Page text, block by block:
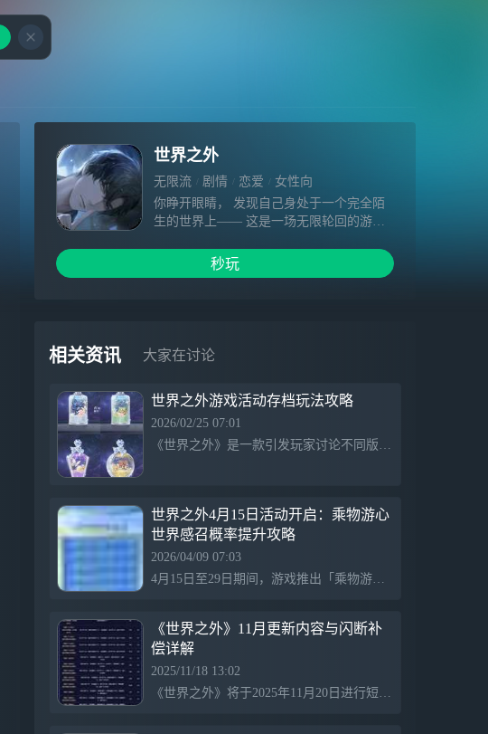
世界之外
无限流 剧情 恋爱
女性向
你睁开眼睛， 发现自己身处于一个完全陌
生的世界上—— 这是一场无限轮回的游
界，获得片刻喘息。 你的选择会是…… 扮
演背景各异的身份， 在不同的世界中完成
身份相异， 你们也会一次又一次认出彼
此。 当你遇到危险时，不要怕——他会
“……也或者，是一场永恒的告别。”
秒玩
相关资讯 大家在讨论
世界之外游戏活动存档玩法攻略
2026/02/25 07:01
《世界之外》是一款引发玩家讨论不同版本美观程度的游戏，玩家通过星愿瓶记录心愿，分享作品，促进交流和创作热情。
世界之外4月15日活动开启：乘物游心
世界感召概率提升攻略
2026/04/09 07:03
4月15日至29日期间，游戏推出「乘物游心世界之间」限时感召活动，提升品级侧影概率，使用“眷念空间碎片”进行感召。连续未获60次后，概率逐步增加至70次必得，获奖后50%概率获得“柏源·乘物游心”。累计感召次数达到特定次数还可获得丰富奖励，包括“浪花”等特殊物品和主题歌。
《世界之外》11月更新内容与闪断补
偿详解
2025/11/18 13:02
《世界之外》将于2025年11月20日进行短暂服务器维护，期间玩家将强制掉线并无法登录，维护结束后将发放补偿。更新引入【日明松雪】特别任务和【凤凰于飞】限定世界，丰富游戏内容，提供新奖励和限时活动，提升玩家体验。